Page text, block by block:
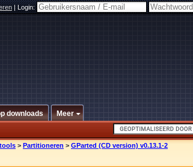
|Login:
downloads Meer
> Partitioneren > GParted (CD version) v0.13.1-2